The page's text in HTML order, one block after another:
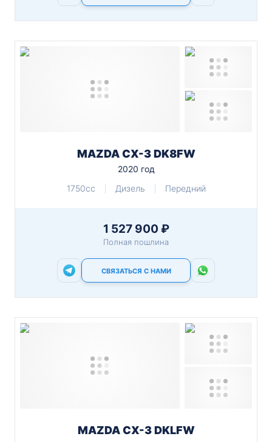
MAZDA CX-3 DK8FW
2020 год
1750cc
Дизель Передний
1 527 900 ₽
Полная пошлина
СВЯЗАТЬСЯ С НАМИ
MAZDA CX-3 DKLFW